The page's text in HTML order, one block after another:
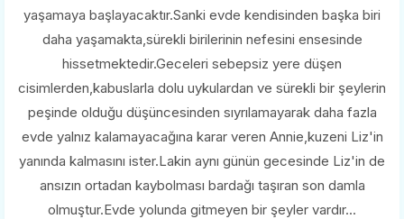
yaşamaya başlayacaktır.Sanki evde kendisinden başka biri
daha yaşamakta,sürekli birilerinin nefesini ensesinde
hissetmektedir.Geceleri sebepsiz yere düşen
cisimlerden,kabuslarla dolu uykulardan ve sürekli bir şeylerin
peşinde olduğu düşüncesinden sıyrılamayarak daha fazla
evde yalnız kalamayacağına karar veren Annie,kuzeni Liz'in
yanında kalmasını ister.Lakin aynı günün gecesinde Liz'in de
ansızın ortadan kaybolması bardağı taşıran son damla
olmuştur.Evde yolunda gitmeyen bir şeyler vardır...